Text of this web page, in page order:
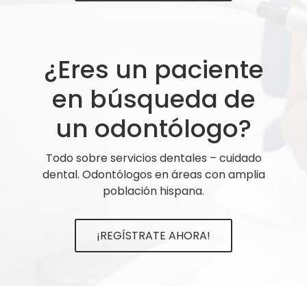
¿Eres un paciente
en búsqueda de
un odontólogo?
Todo sobre servicios dentales – cuidado
dental. Odontólogos en áreas con amplia
población hispana.
¡REGÍSTRATE AHORA!